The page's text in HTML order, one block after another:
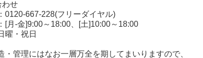
わせ
0120-667-228(フリーダイヤル)
[月-金]9:00～18:00、[土]10:00～18:00
曜・祝日
・管理にはなお一層万全を期してまいりますので、